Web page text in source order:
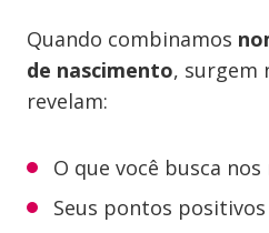
Quando combinamos
de nascimento, surgem
revelam:
O que você busca
Seus pontos